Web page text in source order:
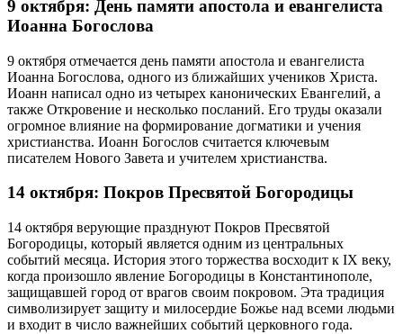
9 октября: День памяти апостола и евангелиста
Иоанна Богослова
9 октября отмечается день памяти апостола и евангелиста
Иоанна Богослова, одного из ближайших учеников Христа.
Иоанн написал одно из четырех канонических Евангелий, а
также Откровение и несколько посланий. Его труды оказали
огромное влияние на формирование догматики и учения
христианства. Иоанн Богослов считается ключевым
писателем Нового Завета и учителем христианства.
14 октября: Покров Пресвятой Богородицы
14 октября верующие празднуют Покров Пресвятой
Богородицы, который является одним из центральных
событий месяца. История этого торжества восходит к IX веку,
когда произошло явление Богородицы в Константинополе,
защищавшей город от врагов своим покровом. Эта традиция
символизирует защиту и милосердие Божье над всеми людьми
и входит в число важнейших событий церковного года.